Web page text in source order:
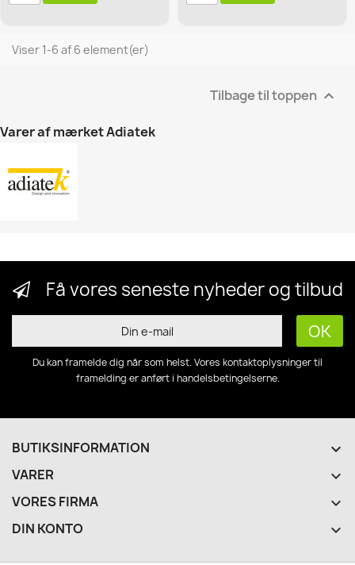
Viser 1-6 af 6 element(er)
Tilbage til toppen 
Varer af mærket Adiatek
Få vores seneste nyheder og tilbud
Du kan framelde dig når som helst. Vores kontaktoplysninger til
framelding er anført i handelsbetingelserne.
BUTIKSINFORMATION keyboard_arrow_down
VARER 
VORES FIRMA 
DIN KONTO 